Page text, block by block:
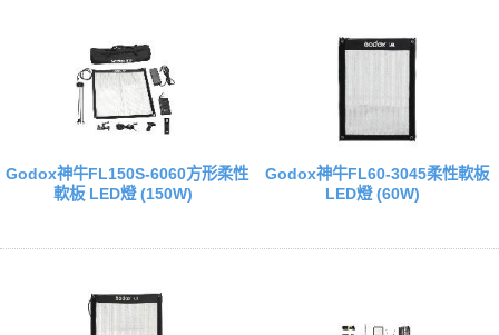
Godox神牛FL150S-6060方形柔性
軟板 LED燈 (150W)
Godox神牛FL60-3045柔性軟板
LED燈 (60W)